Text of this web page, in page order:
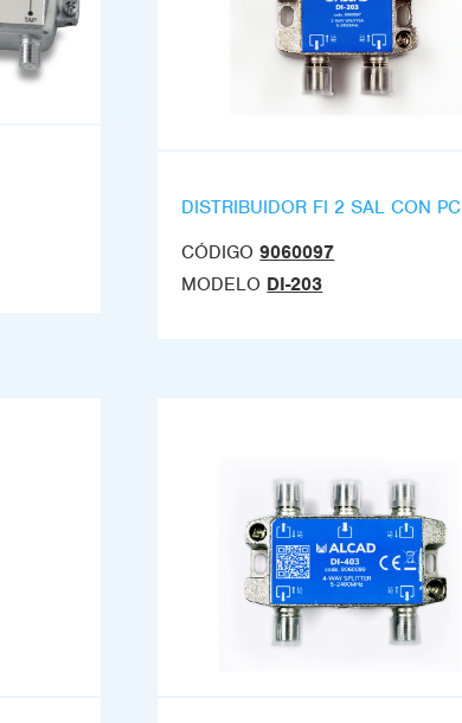
DISTRIBUIDOR FI 2 SAL CON PC
CÓDIGO 9060097
MODELO DI-203